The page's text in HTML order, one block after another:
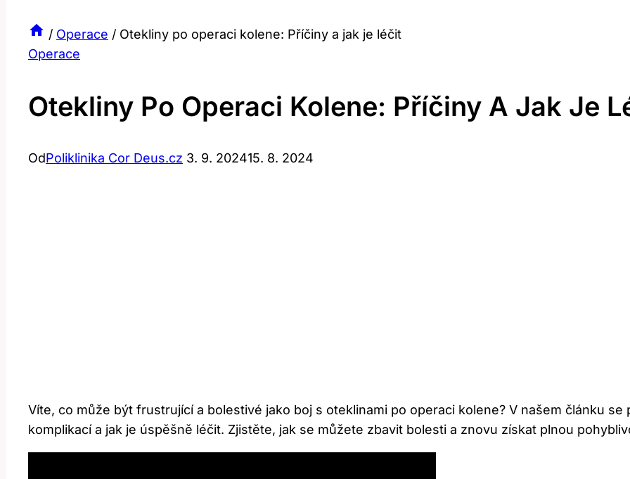
/ Operace / Otekliny po operaci kolene: Příčiny a jak je léčit
Operace
Otekliny Po Operaci Kolene: Příčiny A Jak Je
OdPoliklinika Cor Deus.cz 3. 9. 202415. 8. 2024
Víte, co může být frustrující a bolestivé jako boj s oteklinami po operaci kolene? V našem článku
komplikací a jak je úspěšně léčit. Zjistěte, jak se můžete zbavit bolesti a znovu získat plnou